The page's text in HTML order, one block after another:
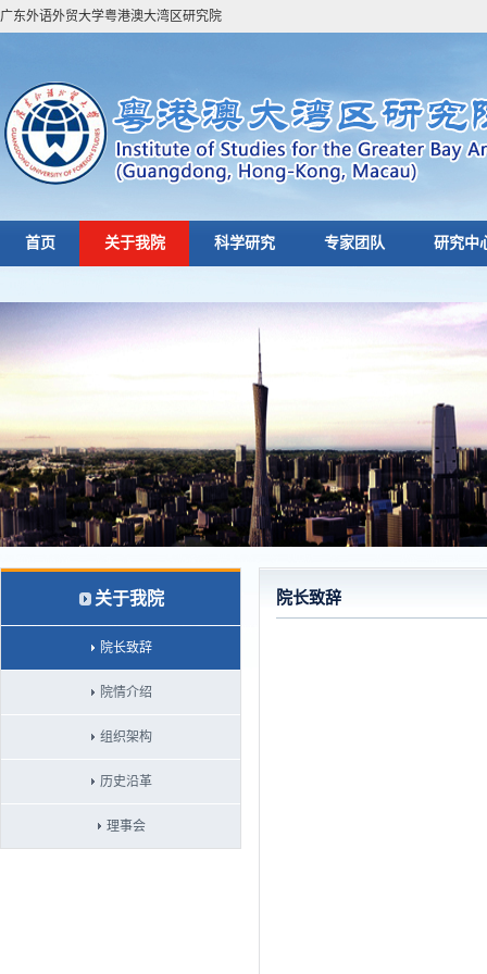
广东外语外贸大学粤港澳大湾区研究院
首页 关于我院 科学研究 专家团队 研究中
关于我院
院长致辞
院情介绍
组织架构
历史沿革
理事会
院长致辞